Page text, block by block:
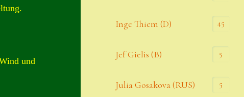
und
Inge Thiem (D) 45
Jef Gielis (B) 5
Julia Gosakova (RUS) 5